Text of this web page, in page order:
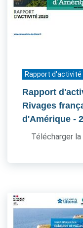
Rapport d'activité
Rapport
Rivages
d'Amérique -
Télécharger